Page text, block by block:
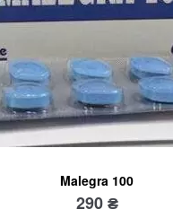
Malegra 100
290₴